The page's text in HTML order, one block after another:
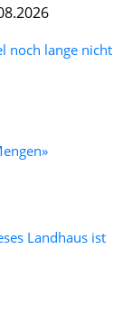
noch lange nicht
Landhaus ist